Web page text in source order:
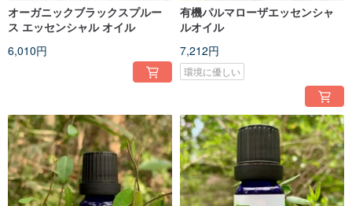
オーガニックブラックスプルー
ス エッセンシャル オイル
6,010円
有機パルマローザエッセンシャ
ルオイル
7,212円
環境に優しい